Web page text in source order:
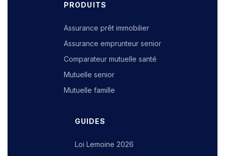
PRODUITS
Assurance prêt immobilier
Assurance emprunteur senior
Comparateur mutuelle santé
Mutuelle senior
Mutuelle famille
GUIDES
Loi Lemoine 2026